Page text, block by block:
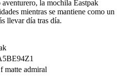
aventurero, la mochila Eastpak
mientras se mantiene como un
llevar día tras día.
matte admiral